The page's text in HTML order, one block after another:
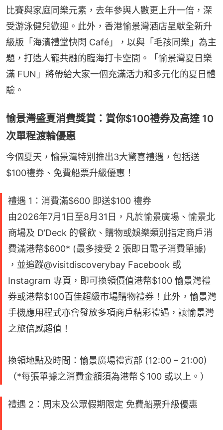
比賽與家庭同樂元素，去年參與人數更上升一倍，深
受游泳健兒歡迎。此外，香港愉景灣酒店呈獻全新升
級版「海濱禮堂快閃 Café」，以與「毛孩同樂」為主
題，打造人寵共融的臨海打卡空間。「愉景灣夏日樂
滿 FUN」將帶給大家一個充滿活力和多元化的夏日體
驗。
愉景灣盛夏消費獎賞：賞你$100禮券及高達 10
次單程渡輪優惠
今個夏天，愉景灣特別推出3大驚喜禮遇，包括送
$100禮券、免費船票升級優惠！
禮遇 1：消費滿$600 即送$100 禮券
由2026年7月1日至8月31日，凡於愉景廣場、愉景北
商場及 D’Deck 的餐飲、購物或娛樂類別指定商戶消
費滿港幣$600* (最多接受 2 張即日電子消費單據)
，並追蹤@visitdiscoverybay Facebook 或
Instagram 專頁，即可換領價值港幣$100 愉景灣禮
券或港幣$100百佳超級市場購物禮券！此外，愉景灣
手機應用程式亦會發放多項商戶精彩禮遇，讓愉景灣
之旅倍感超值！
換領地點及時間：愉景廣場禮賓部 (12:00 – 21:00)
（*每張單據之消費金額須為港幣＄100 或以上。）
禮遇 2：周末及公眾假期限定 免費船票升級優惠